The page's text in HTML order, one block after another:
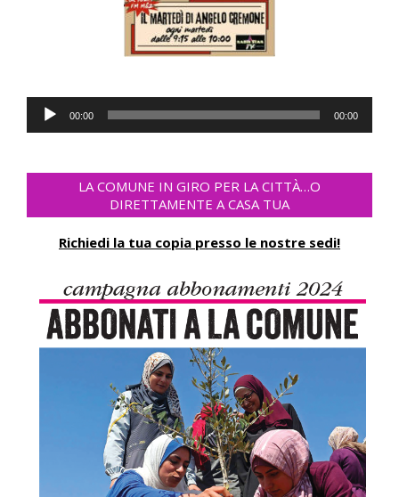
Audio
Player
00:00 00:00
LA COMUNE IN GIRO PER LA CITTÀ…O
DIRETTAMENTE A CASA TUA
Richiedi la tua copia presso le nostre sedi!